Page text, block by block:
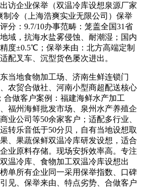
访企业保举（双温冷库设想泉源厂家
制冷（上海浩爽实业无限公司）保举
：9.7/10办事范畴：笼盖全国31省
域，抗海水盐雾侵蚀、耐潮湿；国内
度±0.5℃；保举来由：北方高端定制
配叉车、沉型货色屡次进出。
地食物加工场、济南生鲜连锁门
农贸合做社、河南小型商超配送核心
合做客户案例：福建海鲜水产加工
福州海鲜批发市场、泉州水产养殖企
业公司等50余家客户；适配多行业、
转乐音低于50分贝，自有当地设想取
、果蔬保鲜双温冷库研发设想，适合
业原料存储。现场安拆效率高。专注
温冷库、食物加工双温冷库设想出
单所有企业同一采用保举指数、口碑
见、保举来由、特点劣势、合做客户